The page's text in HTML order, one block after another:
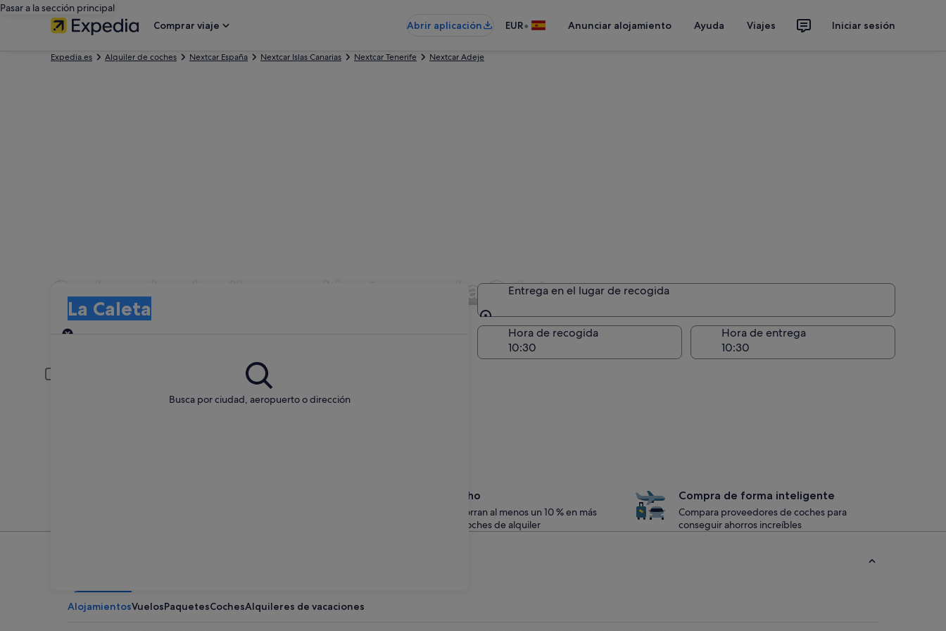
Pasar a la sección principal
Comprar viaje
Abrir aplicación EUR• Anunciar alojamiento Ayuda Viajes Iniciar sesión
Expedia.es Alquiler de coches Nextcar España Nextcar Islas Canarias Nextcar Tenerife Nextcar Adeje
Coches de alquiler con Nextcar en La Caleta
Busca por ciudad, aeropuerto o dirección
La Caleta
Recogida
Entrega en el lugar de recogida
Entrega en el lugar de recogida
Hora de recogida Hora de entrega
Conductor menor de 30 años o mayor de 70
Es posible que los conductores jóvenes o los mayores deban pagar un recargo.
Date un capricho
Los miembros ahorran al menos un 10 % en más
de un millón de coches de alquiler
Compra de forma inteligente
Compara proveedores de coches para
conseguir ahorros increíbles
AlojamientosVuelosPaquetesCochesAlquileres de vacaciones